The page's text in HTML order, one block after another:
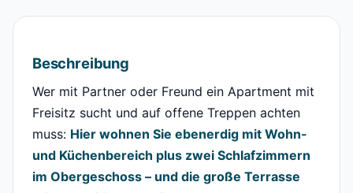
Beschreibung
Wer mit Partner oder Freund ein Apartment mit
Freisitz sucht und auf offene Treppen achten
muss: Hier wohnen Sie ebenerdig mit Wohn-
und Küchenbereich plus zwei Schlafzimmern
im Obergeschoss – und die große Terrasse